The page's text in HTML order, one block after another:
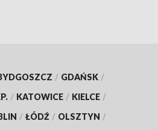
/ GDAŃSK /
/ KATOWICE / KIELCE /
/ ŁÓDŹ / OLSZTYN /